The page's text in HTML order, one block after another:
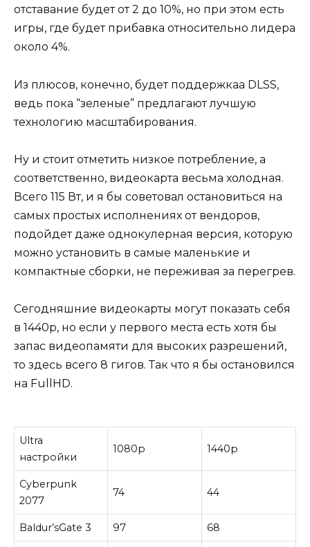
отставание будет от 2 до 10%, но при этом есть
игры, где будет прибавка относительно лидера
около 4%.
Из плюсов, конечно, будет поддержкаа DLSS,
ведь пока “зеленые” предлагают лучшую
технологию масштабирования.
Ну и стоит отметить низкое потребление, а
соответственно, видеокарта весьма холодная.
Всего 115 Вт, и я бы советовал остановиться на
самых простых исполнениях от вендоров,
подойдет даже однокулерная версия, которую
можно установить в самые маленькие и
компактные сборки, не переживая за перегрев.
Сегодняшние видеокарты могут показать себя
в 1440р, но если у первого места есть хотя бы
запас видеопамяти для высоких разрешений,
то здесь всего 8 гигов. Так что я бы остановился
на FullHD.
Ultra
настройки
1080р 1440р
Cyberpunk
2077
74 44
Baldur’sGate 3 97 68